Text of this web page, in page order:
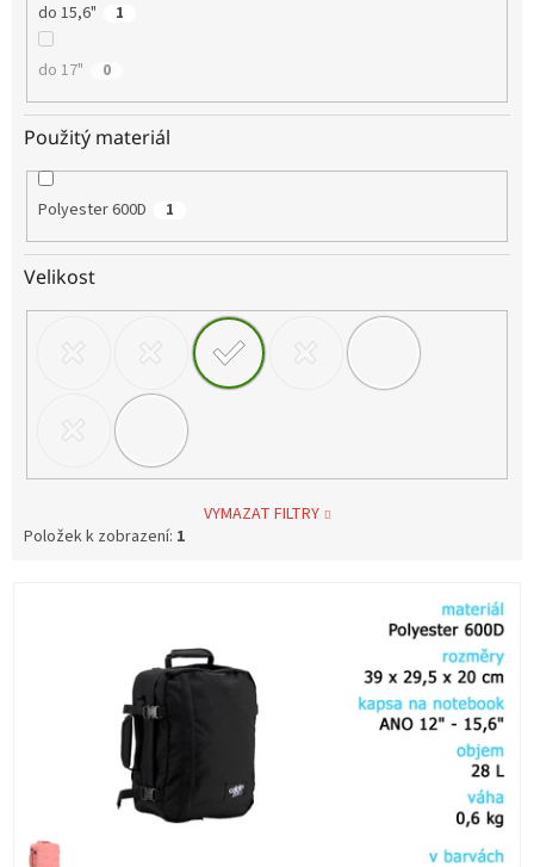
do 15,6" 1
do 17" 0
Použitý materiál
Polyester 600D 1
Velikost
VYMAZAT FILTRY
Položek k zobrazení: 1